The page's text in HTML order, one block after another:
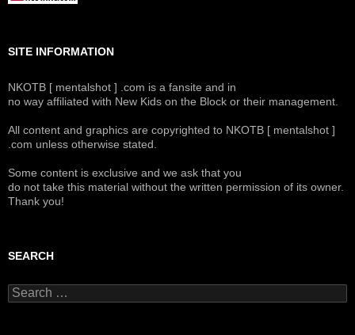
SITE INFORMATION
NKOTB [ mentalshot ] .com is a fansite and in
no way affiliated with New Kids on the Block or their management.
All content and graphics are copyrighted to NKOTB [ mentalshot ]
.com unless otherwise stated.
Some content is exclusive and we ask that you
do not take this material without the written permission of its owner.
Thank you!
SEARCH
Search
for: